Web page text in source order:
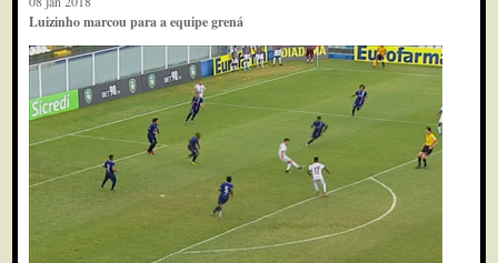
Luizinho marcou para a equipe grená